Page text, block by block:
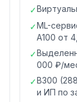
✓
✓ML-
A100 от
✓
000 ₽/
✓B300
и ИП по